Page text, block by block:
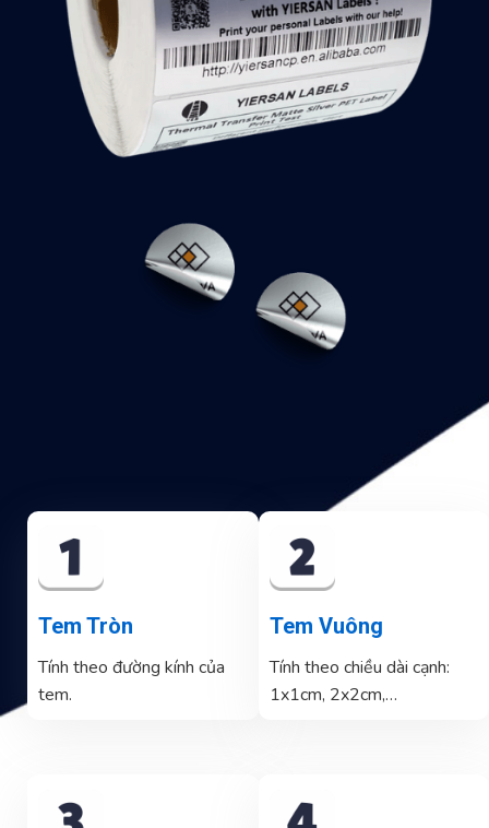
Tem Tròn
Tính theo đường kính của
tem.
Tem Vuông
Tính theo chiều dài cạnh:
1x1cm, 2x2cm,…